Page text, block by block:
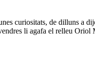
curiositats, de dilluns a
li agafa el relleu Oriol